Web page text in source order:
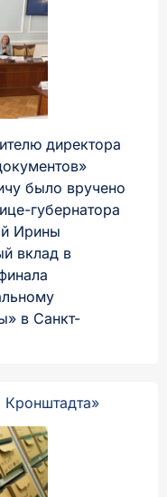
директора
было вручено
губернатора
Ирины
вклад в
в Санкт-
Кронштадта»